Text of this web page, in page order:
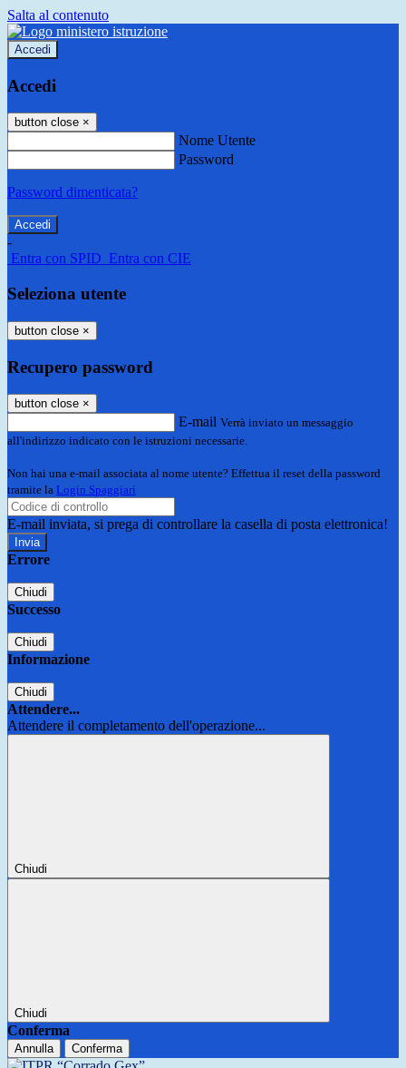
Salta al contenuto
Accedi
Accedi
button close ×
Nome Utente
Password
Password dimenticata?
-
Entra con SPID Entra con CIE
Seleziona utente
button close ×
Recupero password
button close ×
E-mail Verrà inviato un messaggio
all'indirizzo indicato con le istruzioni necessarie.
Non hai una e-mail associata al nome utente? Effettua il reset della password
tramite la Login Spaggiari
E-mail inviata, si prega di controllare la casella di posta elettronica!
Errore
Chiudi
Successo
Chiudi
Informazione
Chiudi
Attendere...
Attendere il completamento dell'operazione...
Chiudi
Chiudi
Conferma
Annulla Conferma